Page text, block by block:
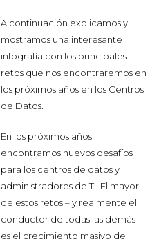
A continuación explicamos y
mostramos una interesante
infografía con los principales
retos que nos encontraremos en
los próximos años en los Centros
de Datos.
En los próximos años
encontramos nuevos desafíos
para los centros de datos y
administradores de TI. El mayor
de estos retos – y realmente el
conductor de todas las demás –
es el crecimiento masivo de